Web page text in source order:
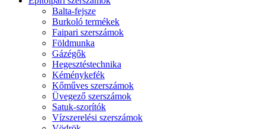
Balta-fejsze
Burkoló termékek
Faipari szerszámok
Földmunka
Gázégők
Hegesztéstechnika
Kéménykefék
Kőműves szerszámok
Üvegező szerszámok
Satuk-szorítók
Vízszerelési szerszámok